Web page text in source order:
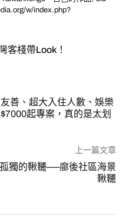
w/index.php?
客棧帶Look！
善、超大入住人數、娛樂
起專案，真的是太划
上一篇文章
獨的鞦韆──廍後社區海景
鞦韆